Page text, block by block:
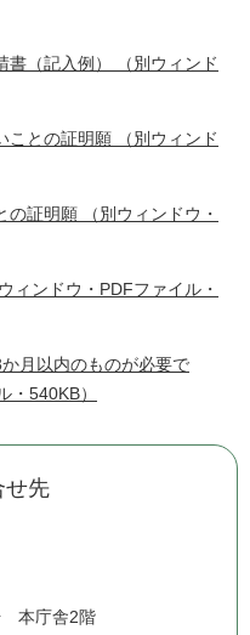
書（記入例） （別ウィンド
ことの証明願 （別ウィンド
証明願 （別ウィンドウ・
ィンドウ・PDFファイル・
月以内のものが必要で
540KB）
せ先
本庁舎2階